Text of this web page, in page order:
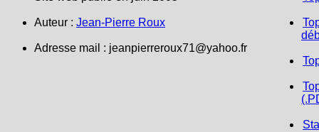
Auteur : Jean-Pierre Roux
Adresse mail : jeanpierreroux71@yahoo.fr